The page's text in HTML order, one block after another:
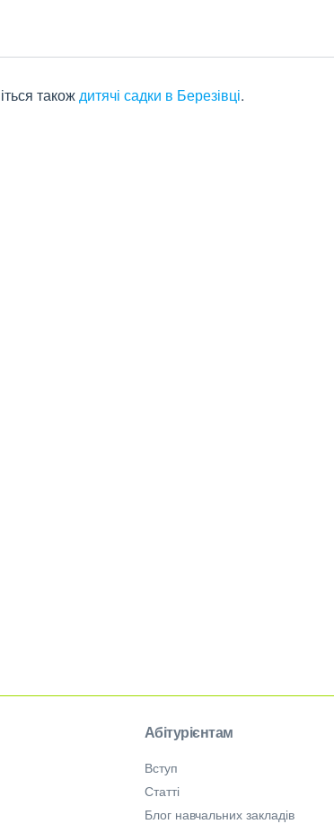
такождитячі садки в Березівці.
Абітурієнтам
Вступ
Статті
Блог навчальних закладів